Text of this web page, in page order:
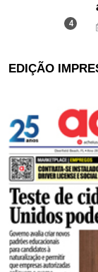
EDIÇÃO